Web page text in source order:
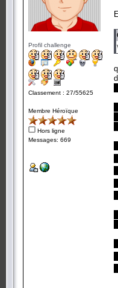
Profil challenge
Classement : 27/55625
Membre Héroïque
Hors ligne
Messages: 669